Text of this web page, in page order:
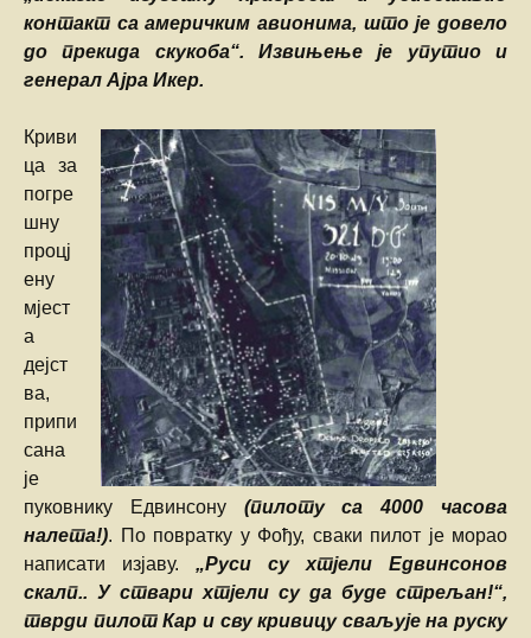
контакт са америчким авионима, што је довело
до прекида скукоба“. Извињење је упутио и
генерал Ајра Икер.
Криви
ца за
погре
шну
процј
ену
мјест
а
дејст
ва,
припи
сана
је
пуковнику Едвинсону (пилоту са 4000 часова
налета!). По повратку у Фођу, сваки пилот је морао
написати изјаву. „Руси су хтјели Едвинсонов
скалп.. У ствари хтјели су да буде стрељан!“,
тврди пилот Кар и сву кривицу сваљује на руску